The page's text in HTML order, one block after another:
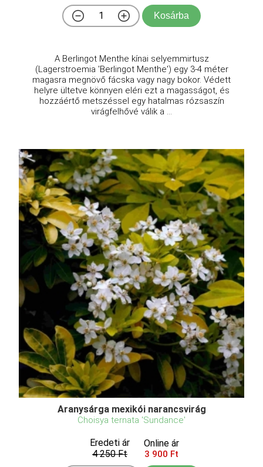
Kosárba
A Berlingot Menthe kínai selyemmirtusz
(Lagerstroemia 'Berlingot Menthe') egy 3-4 méter
magasra megnövő fácska vagy nagy bokor. Védett
helyre ültetve könnyen eléri ezt a magasságot, és
hozzáértő metszéssel egy hatalmas rózsaszín
virágfelhővé válik a ...
Aranysárga mexikói narancsvirág
Choisya ternata 'Sundance'
Eredeti ár
4 250 Ft
Online ár
3 900 Ft